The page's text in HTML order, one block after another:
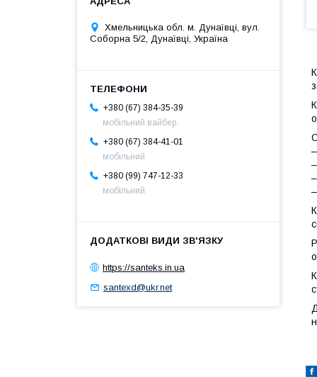
Хмельницька обл. м. Дунаївці, вул.
Соборна 5/2, Дунаївці, Україна
+380 (67) 384-35-39
мобільний вайбер.
+380 (67) 384-41-01
мобільний
+380 (99) 747-12-33
мобільний
https://santeks.in.ua
santexd@ukr.net